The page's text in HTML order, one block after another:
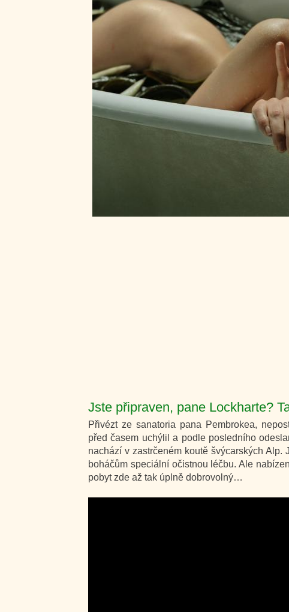
Jste připraven, pane Lockharte?
Přivézt ze sanatoria pana Pembrokea,
před časem uchýlil a podle posledního
nachází v zastrčeném koutě švýcarských
boháčům speciální očistnou léčbu. Ale
pobyt zde až tak úplně dobrovolný…